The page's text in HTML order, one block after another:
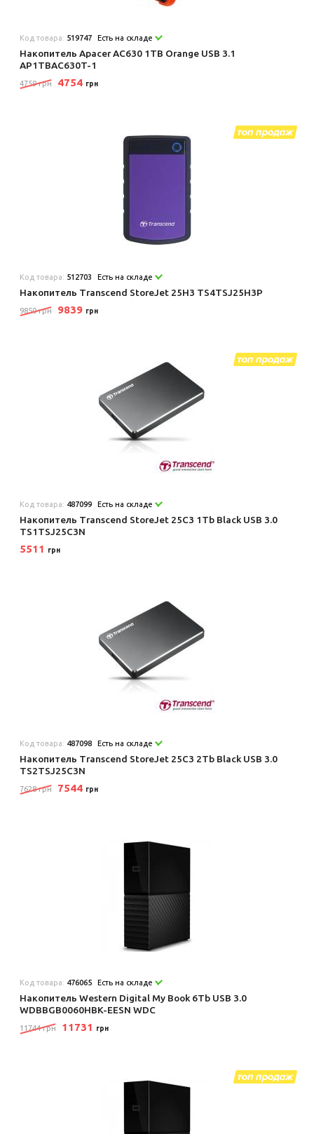
Код товара: 519747 Есть на складе
Накопитель Apacer AC630 1TB Orange USB 3.1
AP1TBAC630T-1
4759 грн 4754 грн
Код товара: 512703 Есть на складе
Накопитель Transcend StoreJet 25H3 TS4TSJ25H3P
9850 грн 9839 грн
Код товара: 487099 Есть на складе
Накопитель Transcend StoreJet 25C3 1Tb Black USB 3.0
TS1TSJ25C3N
5511 грн
Код товара: 487098 Есть на складе
Накопитель Transcend StoreJet 25C3 2Tb Black USB 3.0
TS2TSJ25C3N
7628 грн 7544 грн
Код товара: 476065 Есть на складе
Накопитель Western Digital My Book 6Tb USB 3.0
WDBBGB0060HBK-EESN WDC
11744 грн 11731 грн